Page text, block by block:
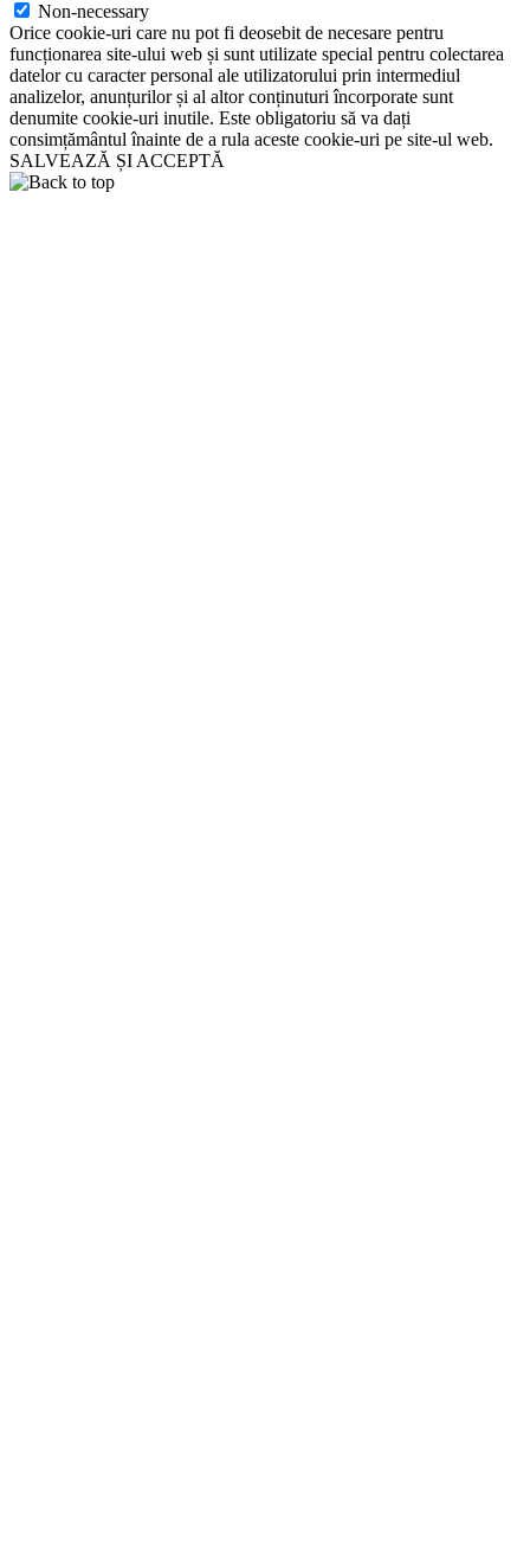
Non-necessary
Orice cookie-uri care nu pot fi deosebit de necesare pentru
funcționarea site-ului web și sunt utilizate special pentru colectarea
datelor cu caracter personal ale utilizatorului prin intermediul
analizelor, anunțurilor și al altor conținuturi încorporate sunt
denumite cookie-uri inutile. Este obligatoriu să va dați
consimțământul înainte de a rula aceste cookie-uri pe site-ul web.
SALVEAZĂ ȘI ACCEPTĂ